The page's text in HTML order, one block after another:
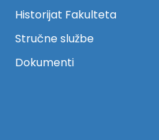
Historijat Fakulteta
Stručne službe
Dokumenti